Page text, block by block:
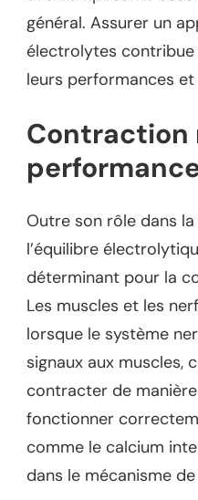
général. Assurer un
électrolytes contribue
leurs performances
Contraction
Outre son rôle dans
l’équilibre
déterminant pour la
Les muscles et les
lorsque le système
signaux aux muscles,
contracter de
fonctionner
comme le calcium
dans le mécanisme